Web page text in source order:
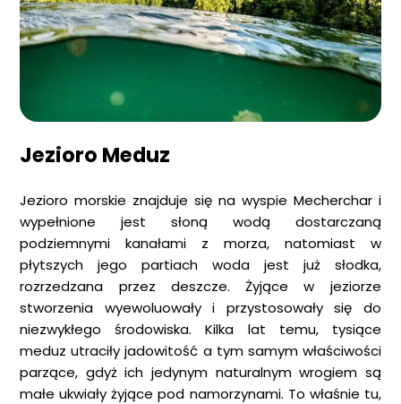
Jezioro Meduz
Jezioro morskie znajduje się na wyspie Mecherchar i
wypełnione jest słoną wodą dostarczaną
podziemnymi kanałami z morza, natomiast w
płytszych jego partiach woda jest już słodka,
rozrzedzana przez deszcze. Żyjące w jeziorze
stworzenia wyewoluowały i przystosowały się do
niezwykłego środowiska. Kilka lat temu, tysiące
meduz utraciły jadowitość a tym samym właściwości
parzące, gdyż ich jedynym naturalnym wrogiem są
małe ukwiały żyjące pod namorzynami. To właśnie tu,